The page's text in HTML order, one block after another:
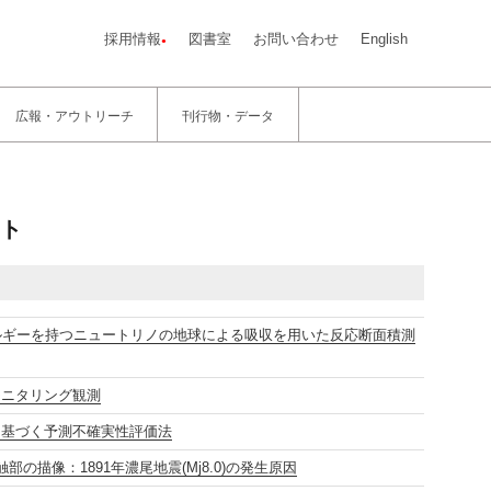
採用情報 図書室 お問い合わせ English
広報・アウトリーチ 刊行物・データ
ーを持つニュートリノの地球による吸収を用いた反応断面積測
タリング観測
づく予測不確実性評価法
の描像：1891年濃尾地震(Mj8.0)の発生原因